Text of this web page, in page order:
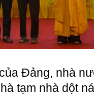
Đảng, nhà
tạm nhà dột